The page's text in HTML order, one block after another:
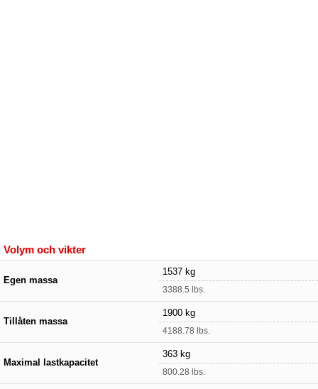
Volym och vikter
Egen massa
1537 kg
3388.5 lbs.
Tillåten massa
1900 kg
4188.78 lbs.
Maximal lastkapacitet
363 kg
800.28 lbs.